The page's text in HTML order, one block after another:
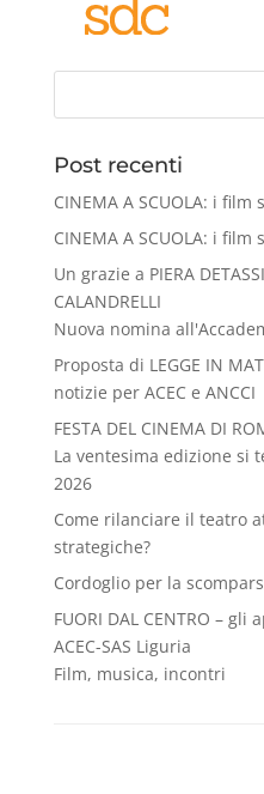
Post recenti
CINEMA A SCUOLA: i film
CINEMA A SCUOLA: i film
Un grazie a PIERA
CALANDRELLI
Nuova nomina
Proposta di LEGGE IN
notizie per ACEC e ANCCI
FESTA DEL CINEMA DI
La ventesima edizione si
2026
Come rilanciare il teatro
strategiche?
Cordoglio per la
FUORI DAL CENTRO –
ACEC-SAS Liguria
Film, musica, incontri